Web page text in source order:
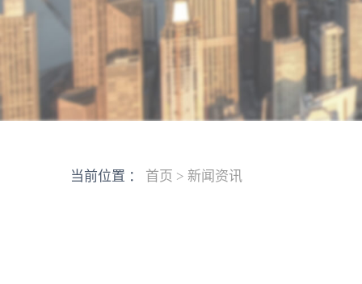
当前位置 ： 首页 > 新闻资讯